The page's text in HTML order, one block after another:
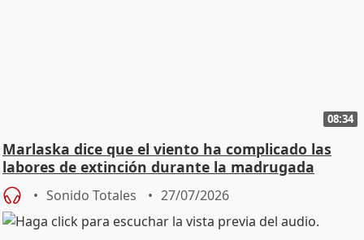
08:34
Marlaska dice que el viento ha complicado las
labores de extinción durante la madrugada
Sonido Totales 27/07/2026